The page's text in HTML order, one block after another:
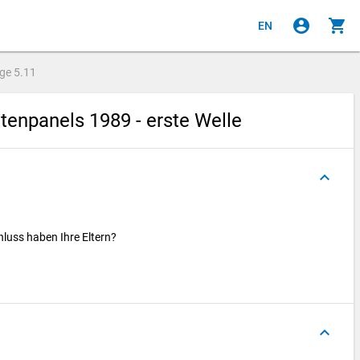
EN account_circle shopping_cart
5.11
1989 - erste Welle
keyboard_arrow_up
haben Ihre Eltern?
keyboard_arrow_up